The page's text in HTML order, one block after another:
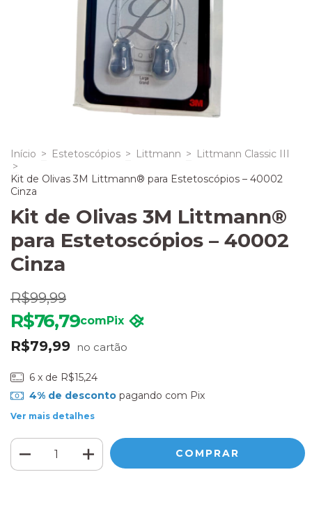
Início > Estetoscópios > Littmann > Littmann Classic III
>
Kit de Olivas 3M Littmann® para Estetoscópios – 40002
Cinza
Kit de Olivas 3M Littmann®
para Estetoscópios – 40002
Cinza
R$99,99
R$79,99
R$76,79comPix
6 x de R$15,24
4% de descontopagando com Pix
Ver mais detalhes